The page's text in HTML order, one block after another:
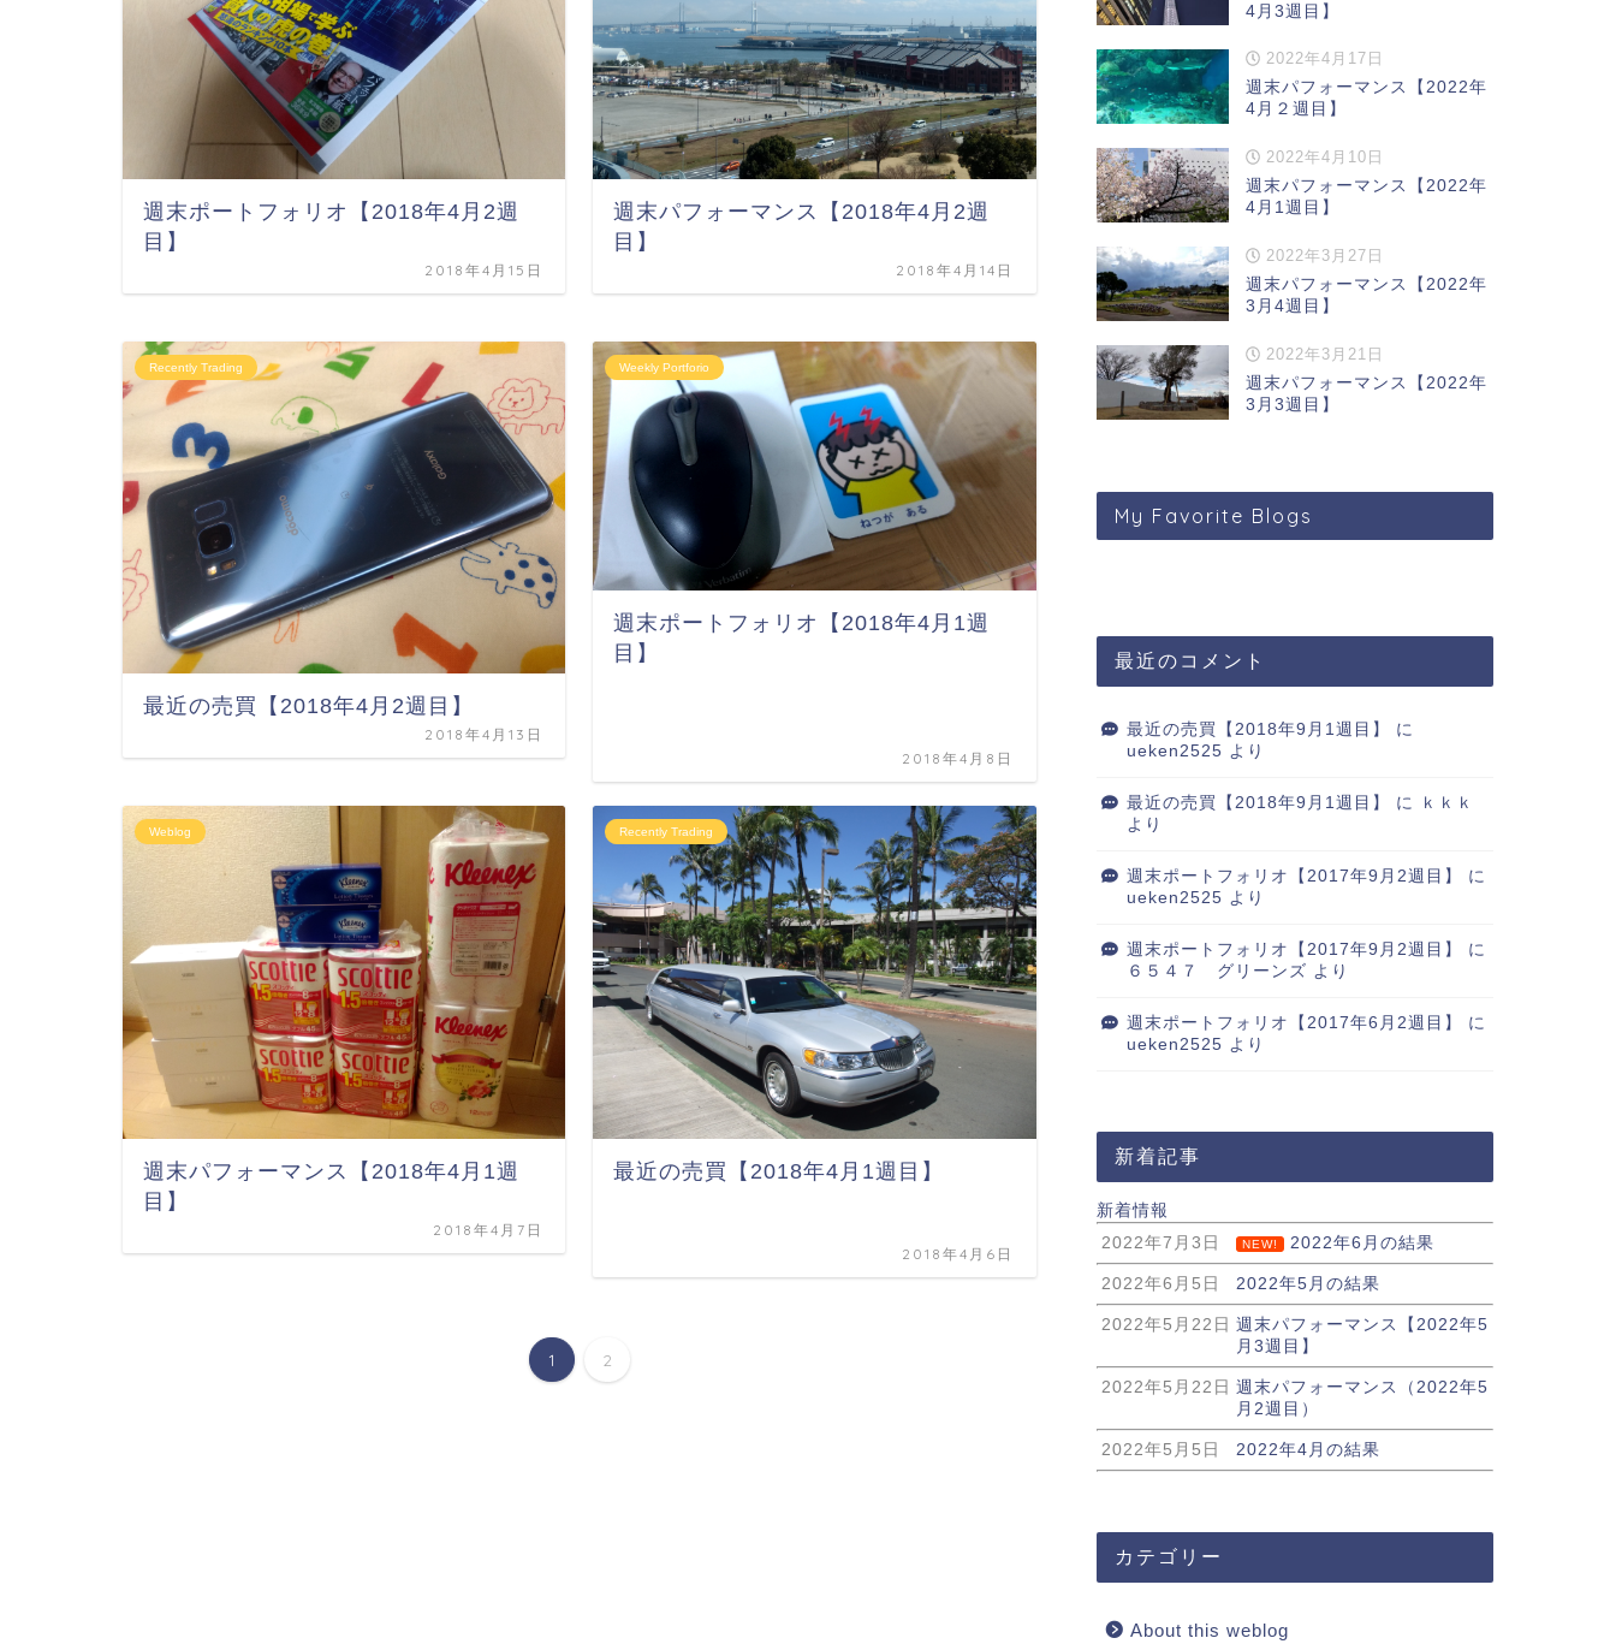
週末ポートフォリオ【2018年4月2週
目】
2018年4月15日
週末パフォーマンス【2018年4月2週
目】
2018年4月14日
Recently Trading
最近の売買【2018年4月2週目】
2018年4月13日
Weekly Portforio
週末ポートフォリオ【2018年4月1週
目】
2018年4月8日
Weblog
週末パフォーマンス【2018年4月1週
目】
2018年4月7日
Recently Trading
最近の売買【2018年4月1週目】
2018年4月6日
1 2
4月3週目】
2022年4月17日
週末パフォーマンス【2022年
4月２週目】
2022年4月10日
週末パフォーマンス【2022年
4月1週目】
2022年3月27日
週末パフォーマンス【2022年
3月4週目】
2022年3月21日
週末パフォーマンス【2022年
3月3週目】
My Favorite Blogs
最近のコメント
最近の売買【2018年9月1週目】
に
ueken2525 より
最近の売買【2018年9月1週目】 に
ｋｋｋ
より
週末ポートフォリオ【2017年9月2週目】
に
ueken2525 より
週末ポートフォリオ【2017年9月2週目】
に
６５４７ グリーンズ より
週末ポートフォリオ【2017年6月2週目】
に
ueken2525 より
新着記事
新着情報
2022年7月3日
NEW! 2022年6月の結果
2022年6月5日 2022年5月の結果
2022年5月22日 週末パフォーマンス【2022年5
月3週目】
2022年5月22日 週末パフォーマンス（2022年5
月2週目）
2022年5月5日 2022年4月の結果
カテゴリー
About this weblog